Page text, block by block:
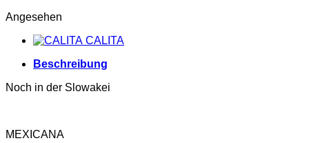
Angesehen
CALITA
Beschreibung
Noch in der Slowakei
MEXICANA